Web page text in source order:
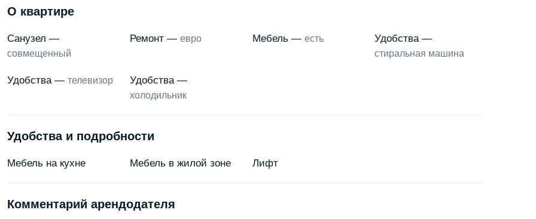
О квартире
Санузел —
совмещенный
Ремонт — евро Мебель — есть Удобства —
стиральная машина
Удобства — телевизор Удобства —
холодильник
Удобства и подробности
Мебель на кухне Мебель в жилой зоне Лифт
Комментарий арендодателя